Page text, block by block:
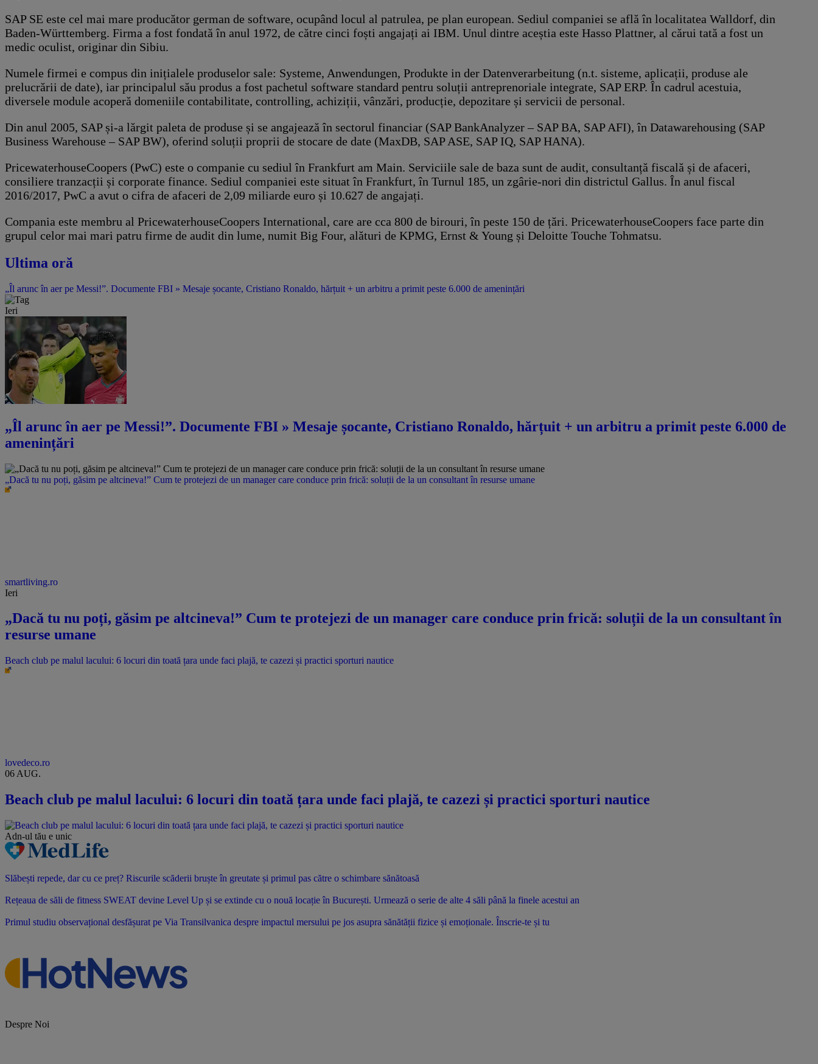
SAP SE este cel mai mare producător german de software, ocupând locul al patrulea, pe plan european. Sediul companiei se află în localitatea Walldorf, din
Baden-Württemberg. Firma a fost fondată în anul 1972, de către cinci foști angajați ai IBM. Unul dintre aceștia este Hasso Plattner, al cărui tată a fost un
medic oculist, originar din Sibiu.
Numele firmei e compus din inițialele produselor sale: Systeme, Anwendungen, Produkte in der Datenverarbeitung (n.t. sisteme, aplicații, produse ale
prelucrării de date), iar principalul său produs a fost pachetul software standard pentru soluții antreprenoriale integrate, SAP ERP. În cadrul acestuia,
diversele module acoperă domeniile contabilitate, controlling, achiziții, vânzări, producție, depozitare și servicii de personal.
Din anul 2005, SAP și-a lărgit paleta de produse și se angajează în sectorul financiar (SAP BankAnalyzer – SAP BA, SAP AFI), în Datawarehousing (SAP
Business Warehouse – SAP BW), oferind soluții proprii de stocare de date (MaxDB, SAP ASE, SAP IQ, SAP HANA).
PricewaterhouseCoopers (PwC) este o companie cu sediul în Frankfurt am Main. Serviciile sale de baza sunt de audit, consultanță fiscală și de afaceri,
consiliere tranzacții și corporate finance. Sediul companiei este situat în Frankfurt, în Turnul 185, un zgârie-nori din districtul Gallus. În anul fiscal
2016/2017, PwC a avut o cifra de afaceri de 2,09 miliarde euro și 10.627 de angajați.
Compania este membru al PricewaterhouseCoopers International, care are cca 800 de birouri, în peste 150 de țări. PricewaterhouseCoopers face parte din
grupul celor mai mari patru firme de audit din lume, numit Big Four, alături de KPMG, Ernst & Young și Deloitte Touche Tohmatsu.
Ultima oră
„Îl arunc în aer pe Messi!”. Documente FBI » Mesaje șocante, Cristiano Ronaldo, hărțuit + un arbitru a primit peste 6.000 de amenințări
Ieri
„Îl arunc în aer pe Messi!”. Documente FBI » Mesaje șocante, Cristiano Ronaldo, hărțuit + un arbitru a primit peste 6.000 de
amenințări
„Dacă tu nu poți, găsim pe altcineva!” Cum te protejezi de un manager care conduce prin frică: soluții de la un consultant în resurse umane
smartliving.ro
Ieri
„Dacă tu nu poți, găsim pe altcineva!” Cum te protejezi de un manager care conduce prin frică: soluții de la un consultant în
resurse umane
Beach club pe malul lacului: 6 locuri din toată țara unde faci plajă, te cazezi și practici sporturi nautice
lovedeco.ro
06 AUG.
Beach club pe malul lacului: 6 locuri din toată țara unde faci plajă, te cazezi și practici sporturi nautice
Adn-ul tău e unic
Slăbești repede, dar cu ce preț? Riscurile scăderii bruște în greutate și primul pas către o schimbare sănătoasă
Rețeaua de săli de fitness SWEAT devine Level Up și se extinde cu o nouă locație în București. Urmează o serie de alte 4 săli până la finele acestui an
Primul studiu observațional desfășurat pe Via Transilvanica despre impactul mersului pe jos asupra sănătății fizice și emoționale. Înscrie-te și tu
Despre Noi